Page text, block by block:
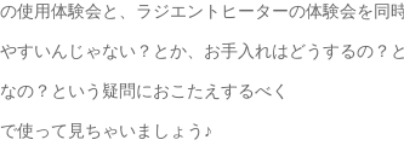
使用体験会と、ラジエントヒーターの体験会を同
すいんじゃない？とか、お手入れはどうするの？
の？という疑問におこたえするべく
使って見ちゃいましょう♪